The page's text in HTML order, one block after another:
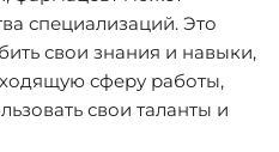
специализаций. Это
свои знания и навыки,
сферу работы,
свои таланты и